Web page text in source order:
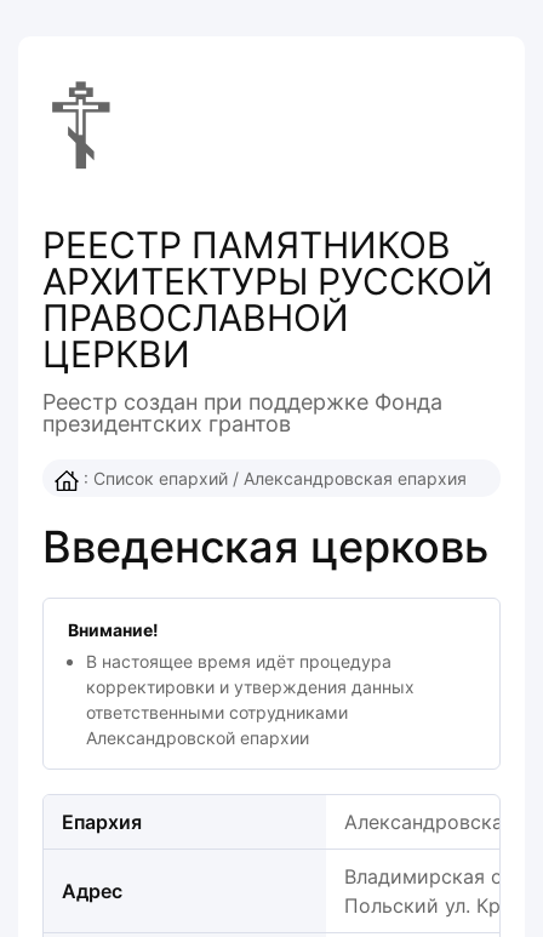
☦
РЕЕСТР ПАМЯТНИКОВ
АРХИТЕКТУРЫ РУССКОЙ
ПРАВОСЛАВНОЙ
ЦЕРКВИ
Реестр создан при поддержке Фонда
президентcких грантов
: Список епархий / Александровская епархия
Введенская церковь
Внимание!
В настоящее время идёт процедура
корректировки и утверждения данных
ответственными сотрудниками
Александровской епархии
Епархия Александровская
Адрес
Владимирская
Польский ул.